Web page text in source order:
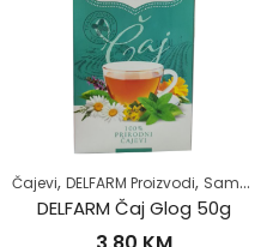
Čajevi, DELFARM Proizvodi, Samoliječenje
DELFARM Čaj Glog 50g